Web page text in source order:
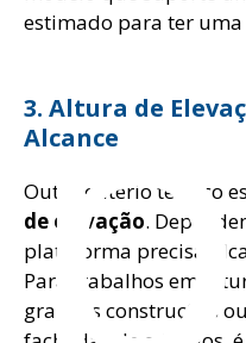
estimado para ter
3. Altura de
Alcance
Outro critério técnico
de elevação.
plataforma precisa
Para trabalhos em
grandes construções